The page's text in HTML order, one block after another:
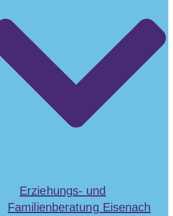
Erziehungs- und
Familienberatung Eisenach